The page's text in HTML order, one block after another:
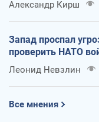
Александр Кирш
Запад проспал
проверить НАТО
Леонид Невзлин
Все мнения